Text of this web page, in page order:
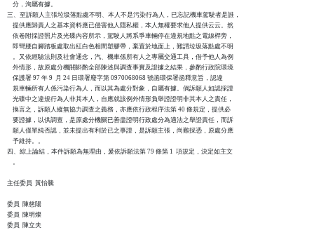
    分，洵屬有據。
三、至訴願人主張垃圾落點處不明、本人不是污染行為人，已忘記機車駕駛者是誰，
    提供應歸責人之基本資料應已侵害他人隱私權，本人無權要求他人提供云云。然
    依卷附採證照片及光碟內容所示，駕駛人將系爭車輛停在違規地點之電線桿旁，
    即彎腰自腳踏板處取出紅白色相間塑膠帶，棄置於地面上，難謂垃圾落點處不明
    。又依經驗法則及社會通念，汽、機車係所有人之專屬交通工具，借予他人為例
    外情形，故原處分機關斟酌全部陳述與調查事實及證據之結果，參酌行政院環境
    保護署 97 年 9  月 24 日環署廢字第 0970068068 號函環保署函釋意旨，認違
    規車輛所有人係污染行為人，而以其為處分對象，自屬有據。倘訴願人如認採證
    光碟中之違規行為人非其本人，自應就該例外情形負舉證證明非其本人之責任，
    換言之，訴願人縱無協力調查之義務，亦應依行政程序法第 40 條規定，提供必
    要證據，以供調查，是原處分機關已善盡證明行政處分為適法之舉證責任，而訴
    願人僅單純否認，並未提出有利於已之事證，是訴願主張，尚難採憑，原處分應
    予維持。。
四、綜上論結，本件訴願為無理由，爰依訴願法第 79 條第 1  項規定，決定如主文
    。
主任委員  黃怡騰
委員  陳慈陽
委員  陳明燦
委員  陳立夫